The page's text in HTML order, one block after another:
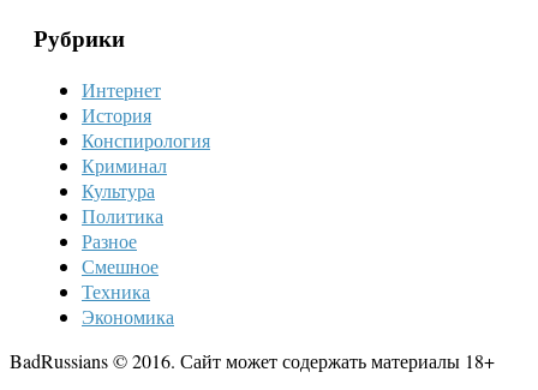
Рубрики
Интернет
История
Конспирология
Криминал
Культура
Политика
Разное
Смешное
Техника
Экономика
BadRussians © 2016. Сайт может содержать материалы 18+